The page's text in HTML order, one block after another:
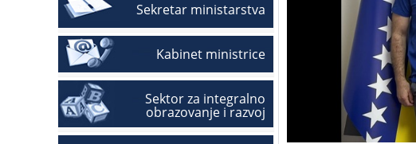
Sekretar ministarstva
Kabinet ministrice
Sektor za integralno
obrazovanje i razvoj